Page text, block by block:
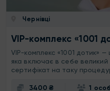
Чернівці
VIP-комплекс «1001
VIP-комплекс «1001 дотик»
яка включає в себе великий
сертифікат на таку
3400 ₴ 1